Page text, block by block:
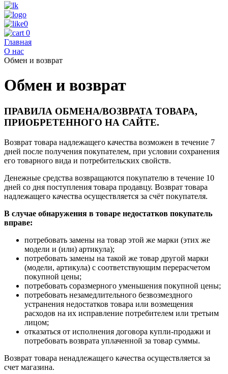
0
0
Главная
О нас
Обмен и возврат
Обмен и возврат
ПРАВИЛА ОБМЕНА/ВОЗВРАТА ТОВАРА,
ПРИОБРЕТЕННОГО НА САЙТЕ.
Возврат товара надлежащего качества возможен в течение 7
дней после получения покупателем, при условии сохранения
его товарного вида и потребительских свойств.
Денежные средства возвращаются покупателю в течение 10
дней со дня поступления товара продавцу. Возврат товара
надлежащего качества осуществляется за счёт покупателя.
В случае обнаружения в товаре недостатков покупатель
вправе:
потребовать замены на товар этой же марки (этих же
модели и (или) артикула);
потребовать замены на такой же товар другой марки
(модели, артикула) с соответствующим перерасчетом
покупной цены;
потребовать соразмерного уменьшения покупной цены;
потребовать незамедлительного безвозмездного
устранения недостатков товара или возмещения
расходов на их исправление потребителем или третьим
лицом;
отказаться от исполнения договора купли-продажи и
потребовать возврата уплаченной за товар суммы.
Возврат товара ненадлежащего качества осуществляется за
счет магазина.